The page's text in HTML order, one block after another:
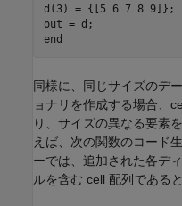
d(3) = {[5 6 7 8 9]};
end
同様に、同じサイズのデ
ョナリを作成する場合、
り、サイズの異なる要素
えば、次の関数のコード
ーでは、追加された各デ
ルを含む cell 配列である